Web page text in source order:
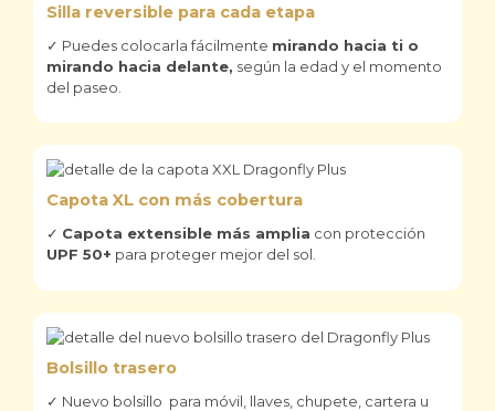
Silla reversible para cada etapa
✓ Puedes colocarla fácilmente mirando hacia ti o
mirando hacia delante, según la edad y el momento
del paseo.
Capota XL con más cobertura
✓ Capota extensible más amplia con protección
UPF 50+ para proteger mejor del sol.
Bolsillo trasero
✓ Nuevo bolsillo para móvil, llaves, chupete, cartera u